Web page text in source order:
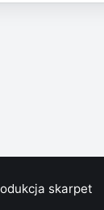
skarpet